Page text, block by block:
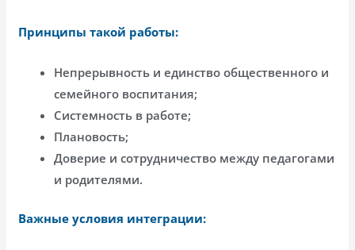
Принципы такой работы:
Непрерывность и единство общественного и
семейного воспитания;
Системность в работе;
Плановость;
Доверие и сотрудничество между педагогами
и родителями.
Важные условия интеграции: